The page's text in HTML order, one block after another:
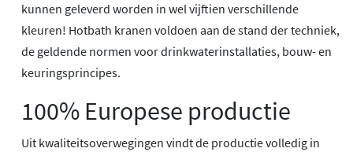
kunnen geleverd worden in wel vijftien verschillende
kleuren! Hotbath kranen voldoen aan de stand der techniek,
de geldende normen voor drinkwaterinstallaties, bouw- en
keuringsprincipes.
100% Europese productie
Uit kwaliteitsoverwegingen vindt de productie volledig in